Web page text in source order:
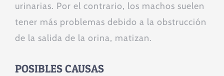
urinarias. Por el contrario, los machos suelen
tener más problemas debido a la obstrucción
de la salida de la orina, matizan.
POSIBLES CAUSAS